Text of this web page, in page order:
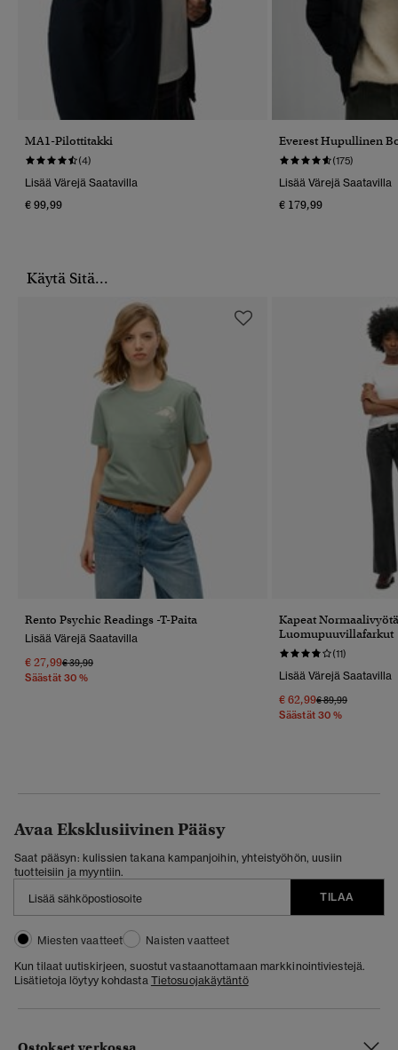
MA1-Pilottitakki
(4)
Lisää Värejä Saatavilla
€ 99,99
Everest Hupullinen
(175)
Lisää Värejä Saatavilla
€ 179,99
Käytä Sitä...
Rento Psychic Readings -T-Paita
Lisää Värejä Saatavilla
€ 27,99Hinta Alennettu Hinnasta
€ 39,99Hintaan
Säästät 30 %
Kapeat
Luomupuuvillafarkut
(11)
Lisää Värejä Saatavilla
€ 62,99Hinta Alennettu
€ 89,99Hintaan
Säästät 30 %
Avaa Eksklusiivinen Pääsy
Saat pääsyn: kulissien takana kampanjoihin, yhteistyöhön, uusiin
tuotteisiin ja myyntiin.
TILAA
Miesten vaatteet
Naisten vaatteet
Kun tilaat uutiskirjeen, suostut vastaanottamaan markkinointiviestejä.
Lisätietoja löytyy kohdasta Tietosuojakäytäntö